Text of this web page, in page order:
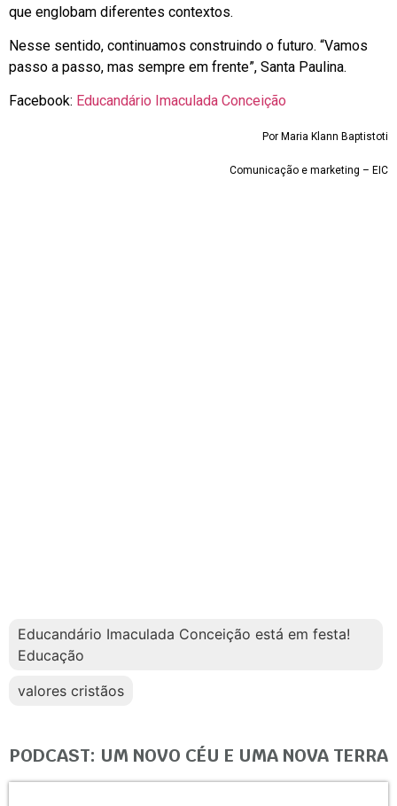
que englobam diferentes contextos.
Nesse sentido, continuamos construindo o futuro. “Vamos
passo a passo, mas sempre em frente”, Santa Paulina.
Facebook: Educandário Imaculada Conceição
Por Maria Klann Baptistoti
Comunicação e marketing – EIC
Educandário Imaculada Conceição está em festa!
Educação
valores cristãos
PODCAST: UM NOVO CÉU E UMA NOVA TERRA